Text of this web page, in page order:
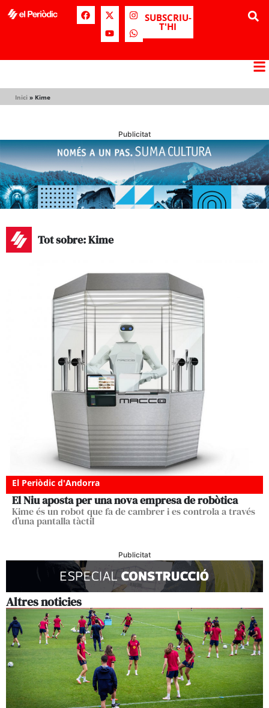
SUBSCRIU-
T'HI
Inici » Kime
Publicitat
Tot sobre: Kime
El Periòdic d'Andorra
El Niu aposta per una nova empresa de robòtica
Kime és un robot que fa de cambrer i es controla a través
d’una pantalla tàctil
Publicitat
Altres noticies